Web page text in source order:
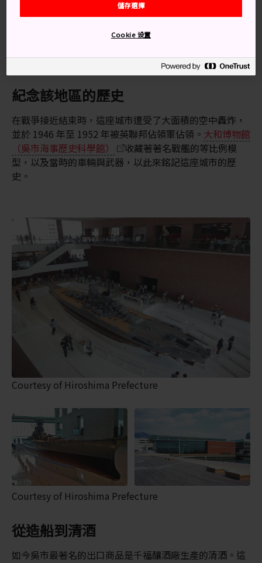
交通方式
從廣島港到吳市，搭乘汽車渡輪大約需要 45 分鐘。
紀念該地區的歷史
在戰爭接近結束時，這座城市遭受了大面積的空中轟炸，
並於 1946 年至 1952 年被英聯邦佔領軍佔領。 大和博物館
（吳市海事歷史科學館）
收藏著著名戰艦的等比例模
型，以及當時的車輛與武器，以此來銘記這座城市的歷
史。
Courtesy of Hiroshima Prefecture
Courtesy of Hiroshima Prefecture
從造船到清酒
如今吳市最著名的出口商品是千福釀酒廠生產的清酒。這
儲存選擇
Cookie 设置